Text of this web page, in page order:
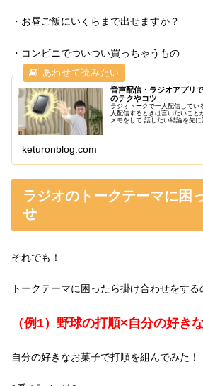
・お昼ご飯にいくらまで出せますか？
・コンビニでついつい買っちゃうもの
音声配信・ラジオアプリ
のテクやコツ
ラジオトークで一人配信してい
人配信するときは言いたいこと
メモをして 話したい結論を先に
keturonblog.com
ラジオのトークテーマに困
せ
それでも！
トークテーマに困ったら掛け合わせをする
（例1）野球の打順×自分の好き
自分の好きなお菓子で打順を組んでみた！